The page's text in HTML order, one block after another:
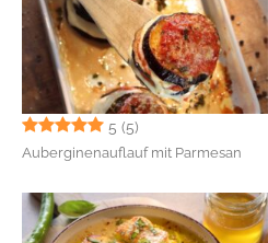
5 (5)
Auberginenauflauf mit Parmesan